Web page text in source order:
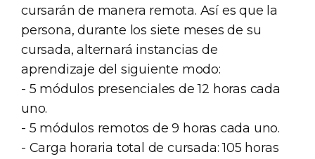
cursarán de manera remota. Así es que la
persona, durante los siete meses de su
cursada, alternará instancias de
aprendizaje del siguiente modo:
- 5 módulos presenciales de 12 horas cada
uno.
- 5 módulos remotos de 9 horas cada uno.
- Carga horaria total de cursada: 105 horas